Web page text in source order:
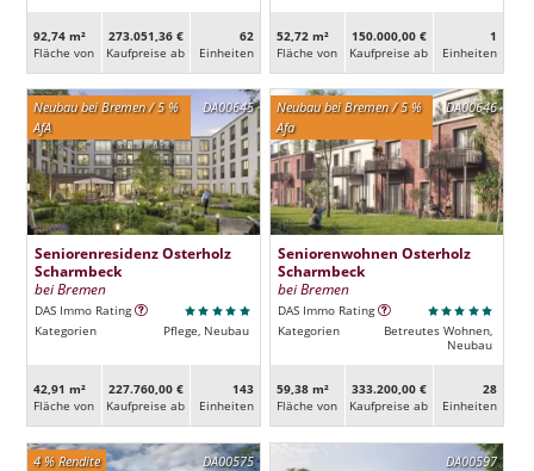
92,74 m²
Fläche von
273.051,36 €
Kaufpreise ab
62
Ein­heiten
52,72 m²
Fläche von
150.000,00 €
Kaufpreise ab
1
Ein­heiten
DA00645
Neubau bei Bremen / 5 %
AfA
Seniorenresidenz Osterholz
Scharmbeck
bei Bremen
DAS Immo Rating
Kategorien
Pflege, Neubau
42,91 m²
Fläche von
227.760,00 €
Kaufpreise ab
143
Ein­heiten
DA00646
Neubau bei Bremen / 5 %
Afa
Seniorenwohnen Osterholz
Scharmbeck
bei Bremen
DAS Immo Rating
Kategorien
Betreutes Wohnen,
Neubau
59,38 m²
Fläche von
333.200,00 €
Kaufpreise ab
28
Ein­heiten
DA00575
4 % Rendite DA00597